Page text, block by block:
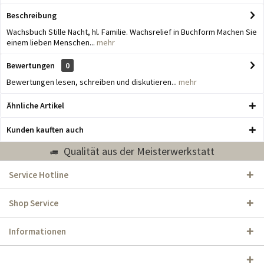
Beschreibung
Wachsbuch Stille Nacht, hl. Familie. Wachsrelief in Buchform Machen Sie
einem lieben Menschen... mehr
Bewertungen
0
Bewertungen lesen, schreiben und diskutieren... mehr
Ähnliche Artikel
Kunden kauften auch
Qualität aus der Meisterwerkstatt
Service Hotline
Shop Service
Informationen